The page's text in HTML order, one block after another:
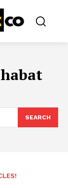
SEARCH